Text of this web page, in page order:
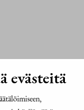
evästeitä